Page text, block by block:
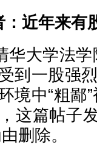
：近年来有
华大学法
到一股强
境中“粗鄙
这篇帖子
删除。